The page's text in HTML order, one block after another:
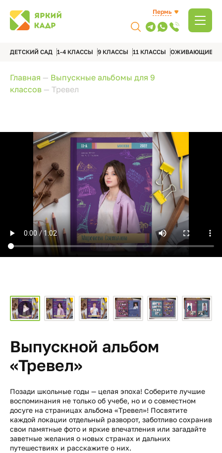
Пермь
ДЕТСКИЙ САД 1-4 КЛАССЫ 9 КЛАССЫ 11 КЛАССЫ ОЖИВАЮЩИЕ
Главная — Выпускные альбомы для 9
классов — Тревел
Выпускной альбом
«Тревел»
Позади школьные годы — целая эпоха! Соберите лучшие
воспоминания не только об учебе, но и о совместном
досуге на страницах альбома «Тревел»! Посвятите
каждой локации отдельный разворот, заботливо сохранив
свои памятные фото и яркие впечатления или загадайте
заветные желания о новых странах и дальних
путешествиях и расскажите о них.